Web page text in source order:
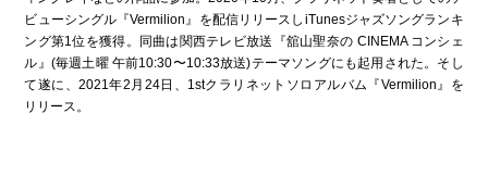
ビューシングル『Vermilion』を配信リリースしiTunesジャズソングランキ
ング第1位を獲得。同曲は関西テレビ放送『舘山聖奈の CINEMA コンシェ
ル』(毎週土曜 午前10:30〜10:33放送)テーマソングにも起用された。そし
て遂に、2021年2月24日、1stクラリネットソロアルバム『Vermilion』を
リリース。